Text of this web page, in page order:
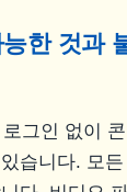
한 것과
로그인 없이
습니다. 모